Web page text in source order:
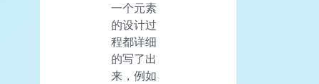
一个元素
的设计过
程都详细
的写了出
来，例如